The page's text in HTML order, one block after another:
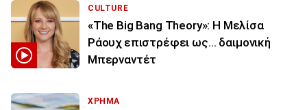
CULTURE
«The Big Bang Theory»: Η Μελίσα
Ράουχ επιστρέφει ως… δαιμονική
Μπερναντέτ
ΧΡΗΜΑ